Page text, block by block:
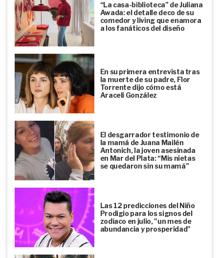
“La casa-biblioteca” de Juliana
Awada: el detalle deco de su
comedor y living que enamora
a los fanáticos del diseño
En su primera entrevista tras
la muerte de su padre, Flor
Torrente dijo cómo está
Araceli González
El desgarrador testimonio de
la mamá de Juana Mailén
Antonich, la joven asesinada
en Mar del Plata: “Mis nietas
se quedaron sin su mamá”
Las 12 predicciones del Niño
Prodigio para los signos del
zodíaco en julio, "un mes de
abundancia y prosperidad"